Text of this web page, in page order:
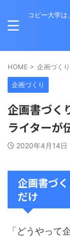
コピー大学
HOME > 企画づくり
企画づくり
企画書づく
ライターが
2020年4月14日
企画書づ
だけ
「どうやって